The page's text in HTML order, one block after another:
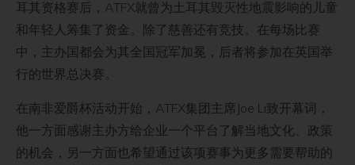
耳其资格赛后，ATFX就曾为土耳其毁灭性地震影响的儿童
和年轻人筹集了资金。除了慈善还有竞技。在每场比赛
中，主办国都会为其全国冠军加冕，后者将参加在英国举
行的世界总决赛。
在南非爱爵杯活动开始，ATFX集团主席Joe Li致开幕词，
他一方面感谢主办方给企业一个平台了解当地文化、政策
的机会，另一方面也希望通过该项赛事为更多需要帮助的